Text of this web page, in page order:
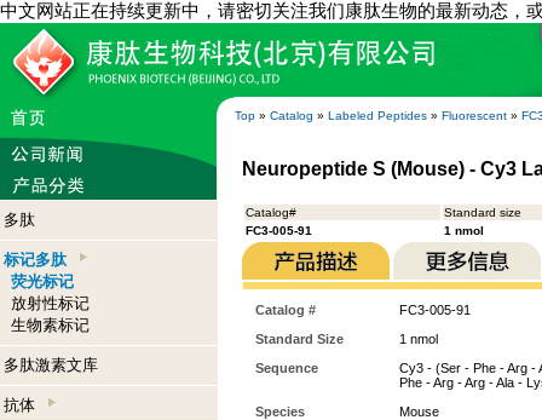
中文网站正在持续更新中，请密切关注我们康肽生物的最新动态，
Top » Catalog » Labeled Peptides » Fluorescent »
多肽
标记多肽
荧光标记
放射性标记
生物素标记
多肽激素文库
抗体
Neuropeptide S (Mouse) - Cy3
Catalog#
Standard size
FC3-005-91
1 nmol
Catalog #
FC3-005-91
Standard Size
1 nmol
Sequence
Cy3 - (Ser - Phe - Arg -
Phe - Arg - Arg - Ala -
Species
Mouse